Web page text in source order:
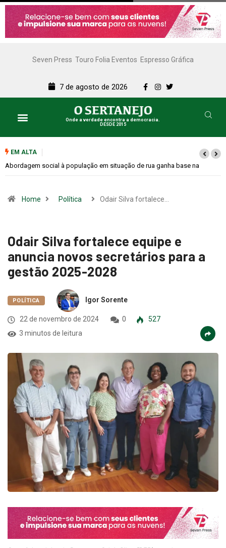
Seven Press Touro Folia Eventos Espresso Gráfica
7 de agosto de 2026
Onde a verdade encontra a democracia.
DESDE 2015
EM ALTA Cemitérios terão horário especial e missas no Dia dos Pais
anuncia novos secretários para a
gestão 2025-2028
22 de novembro de 2024
3 minutos de leitura
O prefeito eleito de Barretos, Odair Silva (REP), revelou nesta